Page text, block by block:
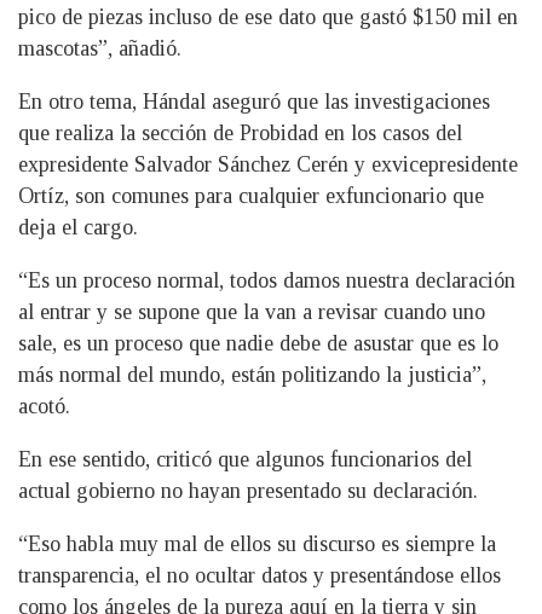
pico de piezas incluso de ese dato que gastó $150 mil en
mascotas”, añadió.
En otro tema, Hándal aseguró que las investigaciones
que realiza la sección de Probidad en los casos del
expresidente Salvador Sánchez Cerén y exvicepresidente
Ortíz, son comunes para cualquier exfuncionario que
deja el cargo.
“Es un proceso normal, todos damos nuestra declaración
al entrar y se supone que la van a revisar cuando uno
sale, es un proceso que nadie debe de asustar que es lo
más normal del mundo, están politizando la justicia”,
acotó.
En ese sentido, criticó que algunos funcionarios del
actual gobierno no hayan presentado su declaración.
“Eso habla muy mal de ellos su discurso es siempre la
transparencia, el no ocultar datos y presentándose ellos
como los ángeles de la pureza aquí en la tierra y sin